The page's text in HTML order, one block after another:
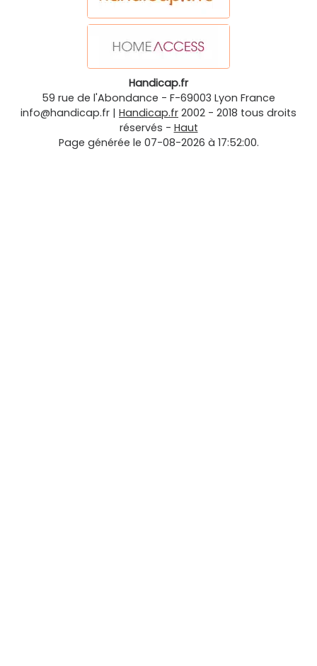
Handicap.fr
59 rue de l'Abondance - F-69003 Lyon France
info@handicap.fr | Handicap.fr 2002 - 2018 tous droits
réservés - Haut
Page générée le 07-08-2026 à 17:52:00.